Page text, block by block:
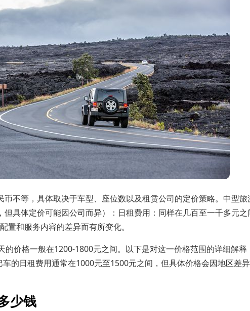
不等，具体取决于车型、座位数以及租赁公司的定价策略。中型旅
但具体定价可能因公司而异）：日租费用：同样在几百至一千多元
置和服务内容的差异而有所变化。
的价格一般在1200-1800元之间。以下是对这一价格范围的详细解释
的日租费用通常在1000元至1500元之间，但具体价格会因地区差
少钱